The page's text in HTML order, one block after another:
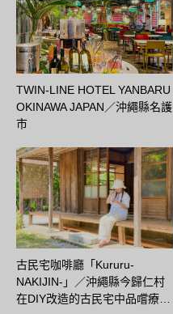
TWIN-LINE HOTEL YANBARU
OKINAWA JAPAN／沖繩縣名護
市
古民宅咖啡廳「Kururu-
NAKIJIN-」／沖繩縣今歸仁村
在DIY改造的古民宅中品嚐療…